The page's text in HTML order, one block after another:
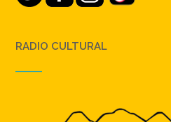
RADIO CULTURAL